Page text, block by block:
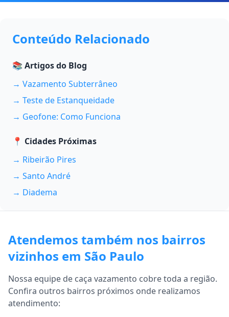
Conteúdo Relacionado
📚 Artigos do Blog
→ Vazamento Subterrâneo
→ Teste de Estanqueidade
→ Geofone: Como Funciona
📍 Cidades Próximas
→ Ribeirão Pires
→ Santo André
→ Diadema
Atendemos também nos bairros
vizinhos em São Paulo
Nossa equipe de caça vazamento cobre toda a região.
Confira outros bairros próximos onde realizamos
atendimento: